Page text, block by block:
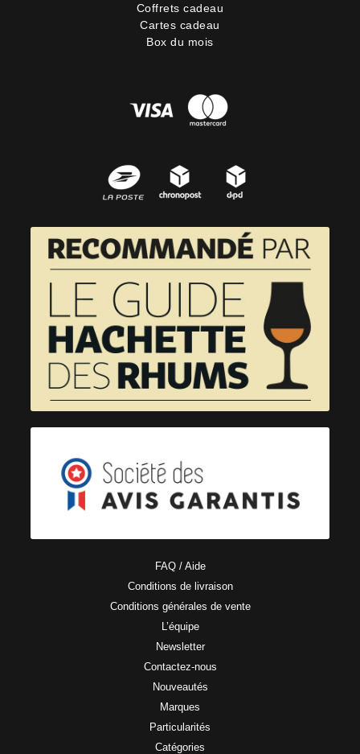
Coffrets cadeau
Cartes cadeau
Box du mois
FAQ / Aide
Conditions de livraison
Conditions générales de vente
L’équipe
Newsletter
Contactez-nous
Nouveautés
Marques
Particularités
Catégories